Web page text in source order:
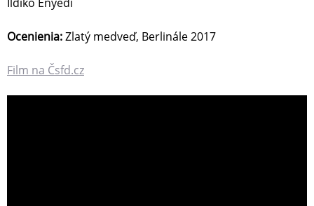
Ocenienia:Zlatý medveď, Berlinále 2017
Film na Čsfd.cz